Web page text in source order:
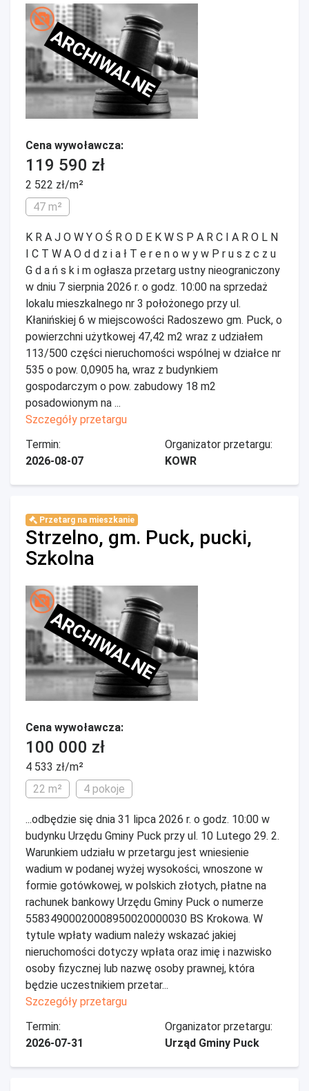
ARCHIWALNE
Cena wywoławcza:
119 590 zł
2 522 zł/m²
47 m²
K R A J O W Y O Ś R O D E K W S P A R C I A R O L N
I C T W A O d d z i a ł T e r e n o w y w P r u s z c z u
G d a ń s k i m ogłasza przetarg ustny nieograniczony
w dniu 7 sierpnia 2026 r. o godz. 10:00 na sprzedaż
lokalu mieszkalnego nr 3 położonego przy ul.
Kłanińskiej 6 w miejscowości Radoszewo gm. Puck, o
powierzchni użytkowej 47,42 m2 wraz z udziałem
113/500 części nieruchomości wspólnej w działce nr
535 o pow. 0,0905 ha, wraz z budynkiem
gospodarczym o pow. zabudowy 18 m2
posadowionym na ...
Szczegóły przetargu
Termin:
2026-08-07
Organizator przetargu:
KOWR
Przetarg na mieszkanie
Strzelno, gm. Puck, pucki,
Szkolna
ARCHIWALNE
Cena wywoławcza:
100 000 zł
4 533 zł/m²
22 m²
4 pokoje
...odbędzie się dnia 31 lipca 2026 r. o godz. 10:00 w
budynku Urzędu Gminy Puck przy ul. 10 Lutego 29. 2.
Warunkiem udziału w przetargu jest wniesienie
wadium w podanej wyżej wysokości, wnoszone w
formie gotówkowej, w polskich złotych, płatne na
rachunek bankowy Urzędu Gminy Puck o numerze
55834900020008950020000030 BS Krokowa. W
tytule wpłaty wadium należy wskazać jakiej
nieruchomości dotyczy wpłata oraz imię i nazwisko
osoby fizycznej lub nazwę osoby prawnej, która
będzie uczestnikiem przetar...
Szczegóły przetargu
Termin:
2026-07-31
Organizator przetargu:
Urząd Gminy Puck